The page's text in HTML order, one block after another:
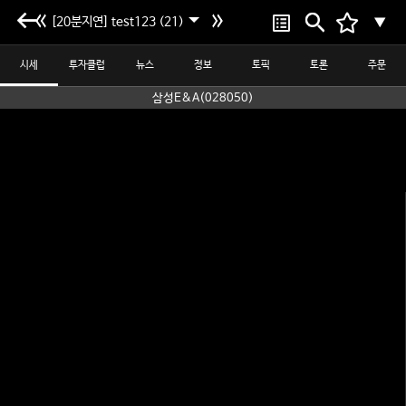
[20분지연] test123 (21) ▼
시세 투자클럽 뉴스 정보 토픽 토론 주문
삼성E&A(028050)